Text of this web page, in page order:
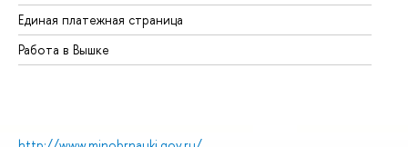
Единая платежная страница
Работа в Вышке